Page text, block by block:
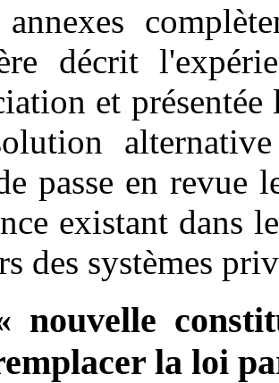
décrit
et
passe en revue
existant dans
des systèmes
nouvelle
la loi